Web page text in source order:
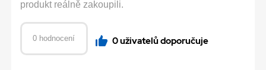
produkt reálně zakoupili.
0 hodnocení 0 uživatelů doporučuje